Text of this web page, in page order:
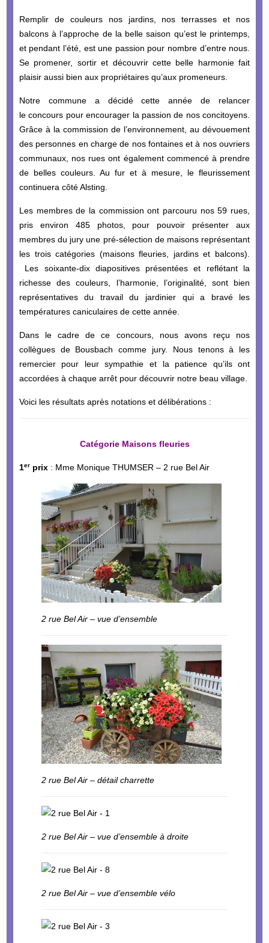
Remplir de couleurs nos jardins, nos terrasses et nos
balcons à l’approche de la belle saison qu’est le printemps,
et pendant l’été, est une passion pour nombre d’entre nous.
Se promener, sortir et découvrir cette belle harmonie fait
plaisir aussi bien aux propriétaires qu’aux promeneurs.
Notre commune a décidé cette année de relancer
le concours pour encourager la passion de nos concitoyens.
Grâce à la commission de l’environnement, au dévouement
des personnes en charge de nos fontaines et à nos ouvriers
communaux, nos rues ont également commencé à prendre
de belles couleurs. Au fur et à mesure, le fleurissement
continuera côté Alsting.
Les membres de la commission ont parcouru nos 59 rues,
pris environ 485 photos, pour pouvoir présenter aux
membres du jury une pré-sélection de maisons représentant
les trois catégories (maisons fleuries, jardins et balcons).
Les soixante-dix diapositives présentées et reflétant la
richesse des couleurs, l’harmonie, l’originalité, sont bien
représentatives du travail du jardinier qui a bravé les
températures caniculaires de cette année.
Dans le cadre de ce concours, nous avons reçu nos
collègues de Bousbach comme jury. Nous tenons à les
remercier pour leur sympathie et la patience qu’ils ont
accordées à chaque arrêt pour découvrir notre beau village.
Voici les résultats après notations et délibérations :
Catégorie Maisons fleuries
1erprix : Mme Monique THUMSER – 2 rue Bel Air
2 rue Bel Air – vue d’ensemble
2 rue Bel Air – détail charrette
2 rue Bel Air – vue d’ensemble à droite
2 rue Bel Air – vue d’ensemble vélo